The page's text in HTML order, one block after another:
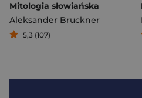
Mitologia słowiańska
Aleksander Bruckner
5,3 (107)